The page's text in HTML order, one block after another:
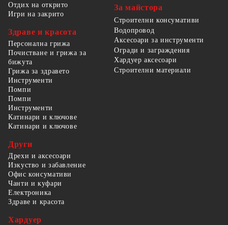
Отдих на открито
Игри на закрито
Здраве и красота
Персонална грижа
Почистване и грижа за
бижута
Грижа за здравето
За майстора
Строителни консумативи
Водопровод
Аксесоари за инструменти
Огради и заграждения
Хардуер аксесоари
Строителни материали
Инструменти
Помпи
Помпи
Инструменти
Катинари и ключове
Катинари и ключове
Други
Дрехи и аксесоари
Изкуство и забавление
Офис консумативи
Чанти и куфари
Електроника
Здраве и красота
Хардуер